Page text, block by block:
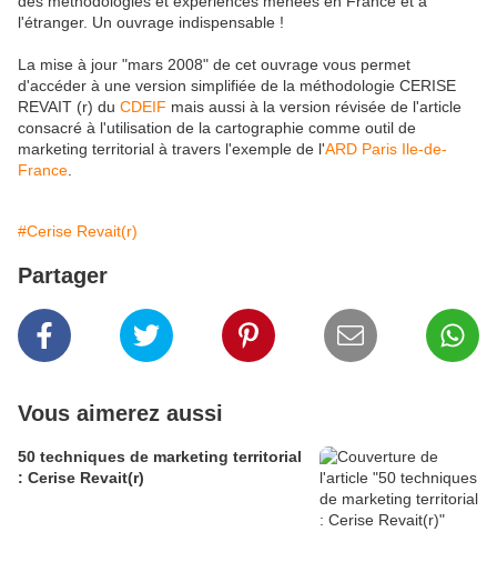
l'étranger. Un ouvrage indispensable !
La mise à jour "mars 2008" de cet ouvrage vous permet
d'accéder à une version simplifiée de la méthodologie CERISE
REVAIT (r) du CDEIF mais aussi à la version révisée de l'article
consacré à l'utilisation de la cartographie comme outil de
marketing territorial à travers l'exemple de l'ARD Paris Ile-de-
France
#Cerise Revait(r)
Partager
Vous aimerez aussi
50 techniques de marketing territorial
: Cerise Revait(r)